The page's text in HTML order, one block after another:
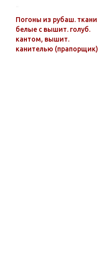
Погоны из рубаш. ткани
белые с вышит. голуб.
кантом, вышит.
канителью (прапорщик)